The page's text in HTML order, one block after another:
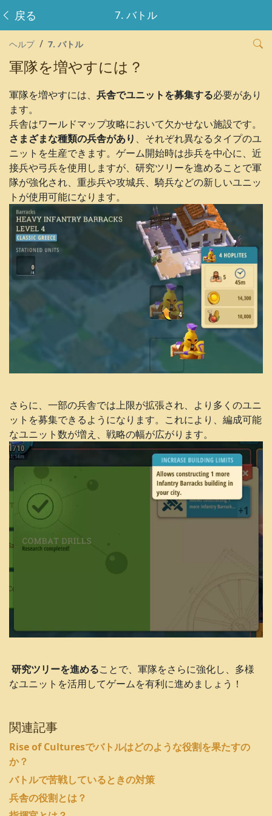
7. バトル
戻る
ヘルプ 7. バトル
軍隊を増やすには？
軍隊を増やすには、 兵舎でユニットを募集する必要があり
ます。
兵舎はワールドマップ攻略において欠かせない施設です。
さまざまな種類の兵舎があり 、それぞれ異なるタイプのユ
ニットを生産できます。ゲーム開始時は歩兵を中心に、近
接兵や弓兵を使用しますが、研究ツリーを進めることで軍
隊が強化され、重歩兵や攻城兵、騎兵などの新しいユニッ
トが使用可能になります。
さらに、一部の兵舎では上限が拡張され、より多くのユニ
ットを募集できるようになります。これにより、編成可能
なユニット数が増え、戦略の幅が広がります。
研究ツリーを進めることで、軍隊をさらに強化し、多様
なユニットを活用してゲームを有利に進めましょう！
関連記事
Rise of Culturesでバトルはどのような役割を果たすの
か？
バトルで苦戦しているときの対策
兵舎の役割とは？